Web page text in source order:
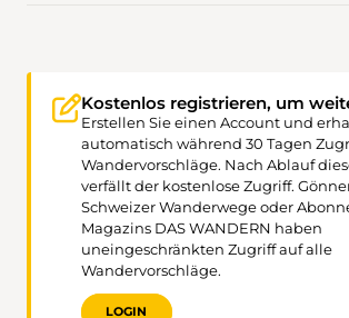
Kostenlos registrieren, um
Erstellen Sie einen Account und
automatisch während 30 Tagen
Wandervorschläge. Nach Ablauf
verfällt der kostenlose Zugriff.
Schweizer Wanderwege oder
Magazins DAS WANDERN haben
uneingeschränkten Zugriff auf alle
Wandervorschläge.
LOGIN